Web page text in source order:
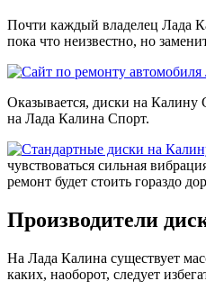
Почти каждый владелец Лада
пока что неизвестно, но
Оказывается, диски на
на Лада Калина Спорт.
чувствоваться сильная
ремонт будет стоить гораздо
Производители
На Лада Калина существует
каких, наоборот, следует